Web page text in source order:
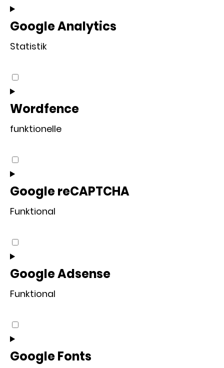
to
service
complianz
Google Analytics
Statistik
Consent
to
service
analytics
Wordfence
funktionelle
Consent
to
service
wordfence
Google reCAPTCHA
Funktional
Consent
to
service
google-
recaptcha
Google Adsense
Funktional
Consent
to
service
Google Fonts